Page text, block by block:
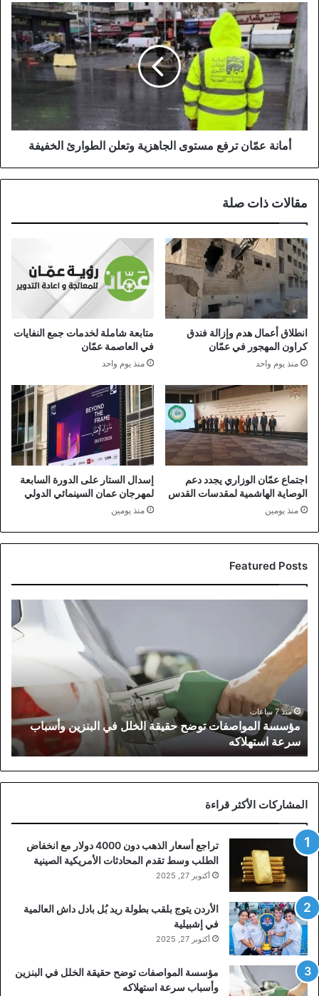
أمانة
عمّان
ترفع
مستوى
الجاهزية
وتعلن
الطوارئ
الخفيفة
أمانة عمّان ترفع مستوى الجاهزية وتعلن الطوارئ الخفيفة
مقالات ذات صلة
انطلاق أعمال هدم وإزالة فندق
كراون المهجور في عمّان
منذ يوم واحد
متابعة شاملة لخدمات جمع النفايات
في العاصمة عمّان
منذ يوم واحد
اجتماع عمّان الوزاري يجدد دعم
الوصاية الهاشمية لمقدسات القدس
منذ يومين
إسدال الستار على الدورة السابعة
لمهرجان عمان السينمائي الدولي
منذ يومين
Featured Posts
المواصفات
توضح
حقيقة
الخلل
وأسباب
سرعة
استهلاكه
منذ 7 ساعات
مؤسسة المواصفات توضح حقيقة الخلل في البنزين وأسباب
سرعة استهلاكه
المشاركات الأكثر قراءة
تراجع أسعار الذهب دون 4000 دولار مع انخفاض
الطلب وسط تقدم المحادثات الأمريكية الصينية
أكتوبر 27, 2025
الأردن يتوج بلقب بطولة ريد بُل بادل داش العالمية
في إشبيلية
أكتوبر 27, 2025
مؤسسة المواصفات توضح حقيقة الخلل في البنزين
وأسباب سرعة استهلاكه